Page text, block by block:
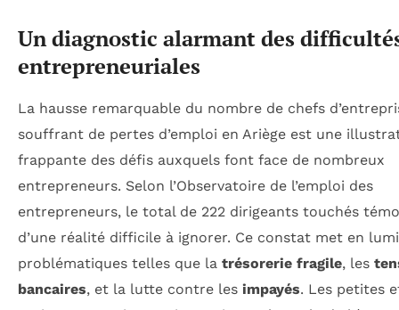
Un diagnostic alarmant des
entrepreneuriales
La hausse remarquable du nombre de chefs
souffrant de pertes d’emploi en Ariège est une
frappante des défis auxquels font face de nombreux
entrepreneurs. Selon l’Observatoire de l’emploi des
entrepreneurs, le total de 222 dirigeants touchés
d’une réalité difficile à ignorer. Ce constat met en
problématiques telles que la trésorerie fragile, les
bancaires, et la lutte contre les impayés. Les petites